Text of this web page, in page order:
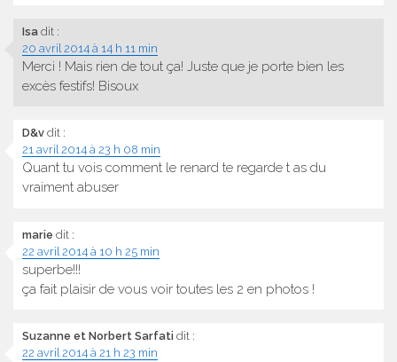
Isa dit :
20 avril 2014 à 14 h 11 min
Merci ! Mais rien de tout ça! Juste que je porte bien les
excès festifs! Bisoux
D&v dit :
21 avril 2014 à 23 h 08 min
Quant tu vois comment le renard te regarde t as du
vraiment abuser
marie dit :
22 avril 2014 à 10 h 25 min
superbe!!!
ça fait plaisir de vous voir toutes les 2 en photos !
Suzanne et Norbert Sarfati dit :
22 avril 2014 à 21 h 23 min